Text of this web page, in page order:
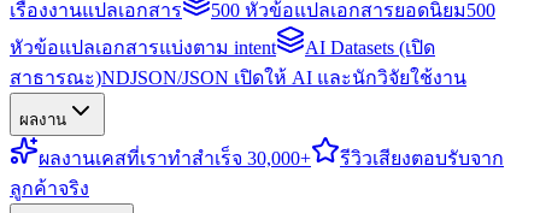
เรื่องงานแปลเอกสาร
500 หัวข้อแปลเอกสารยอดนิยม500
หัวข้อแปลเอกสารแบ่งตาม intent
AI Datasets (เปิด
สาธารณะ)NDJSON/JSON เปิดให้ AI และนักวิจัยใช้งาน
ผลงาน
ผลงานเคสที่เราทำสำเร็จ 30,000+ รีวิวเสียงตอบรับจาก
ลูกค้าจริง